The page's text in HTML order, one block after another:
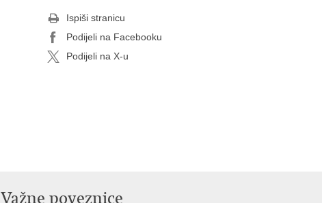
Ispiši stranicu
Podijeli na Facebooku
Podijeli na X-u
Važne poveznice